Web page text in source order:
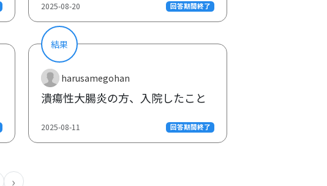
2025-08-20 回答期間終了
結果
harusamegohan
潰瘍性大腸炎の方、入院したこと
2025-08-11 回答期間終了
›